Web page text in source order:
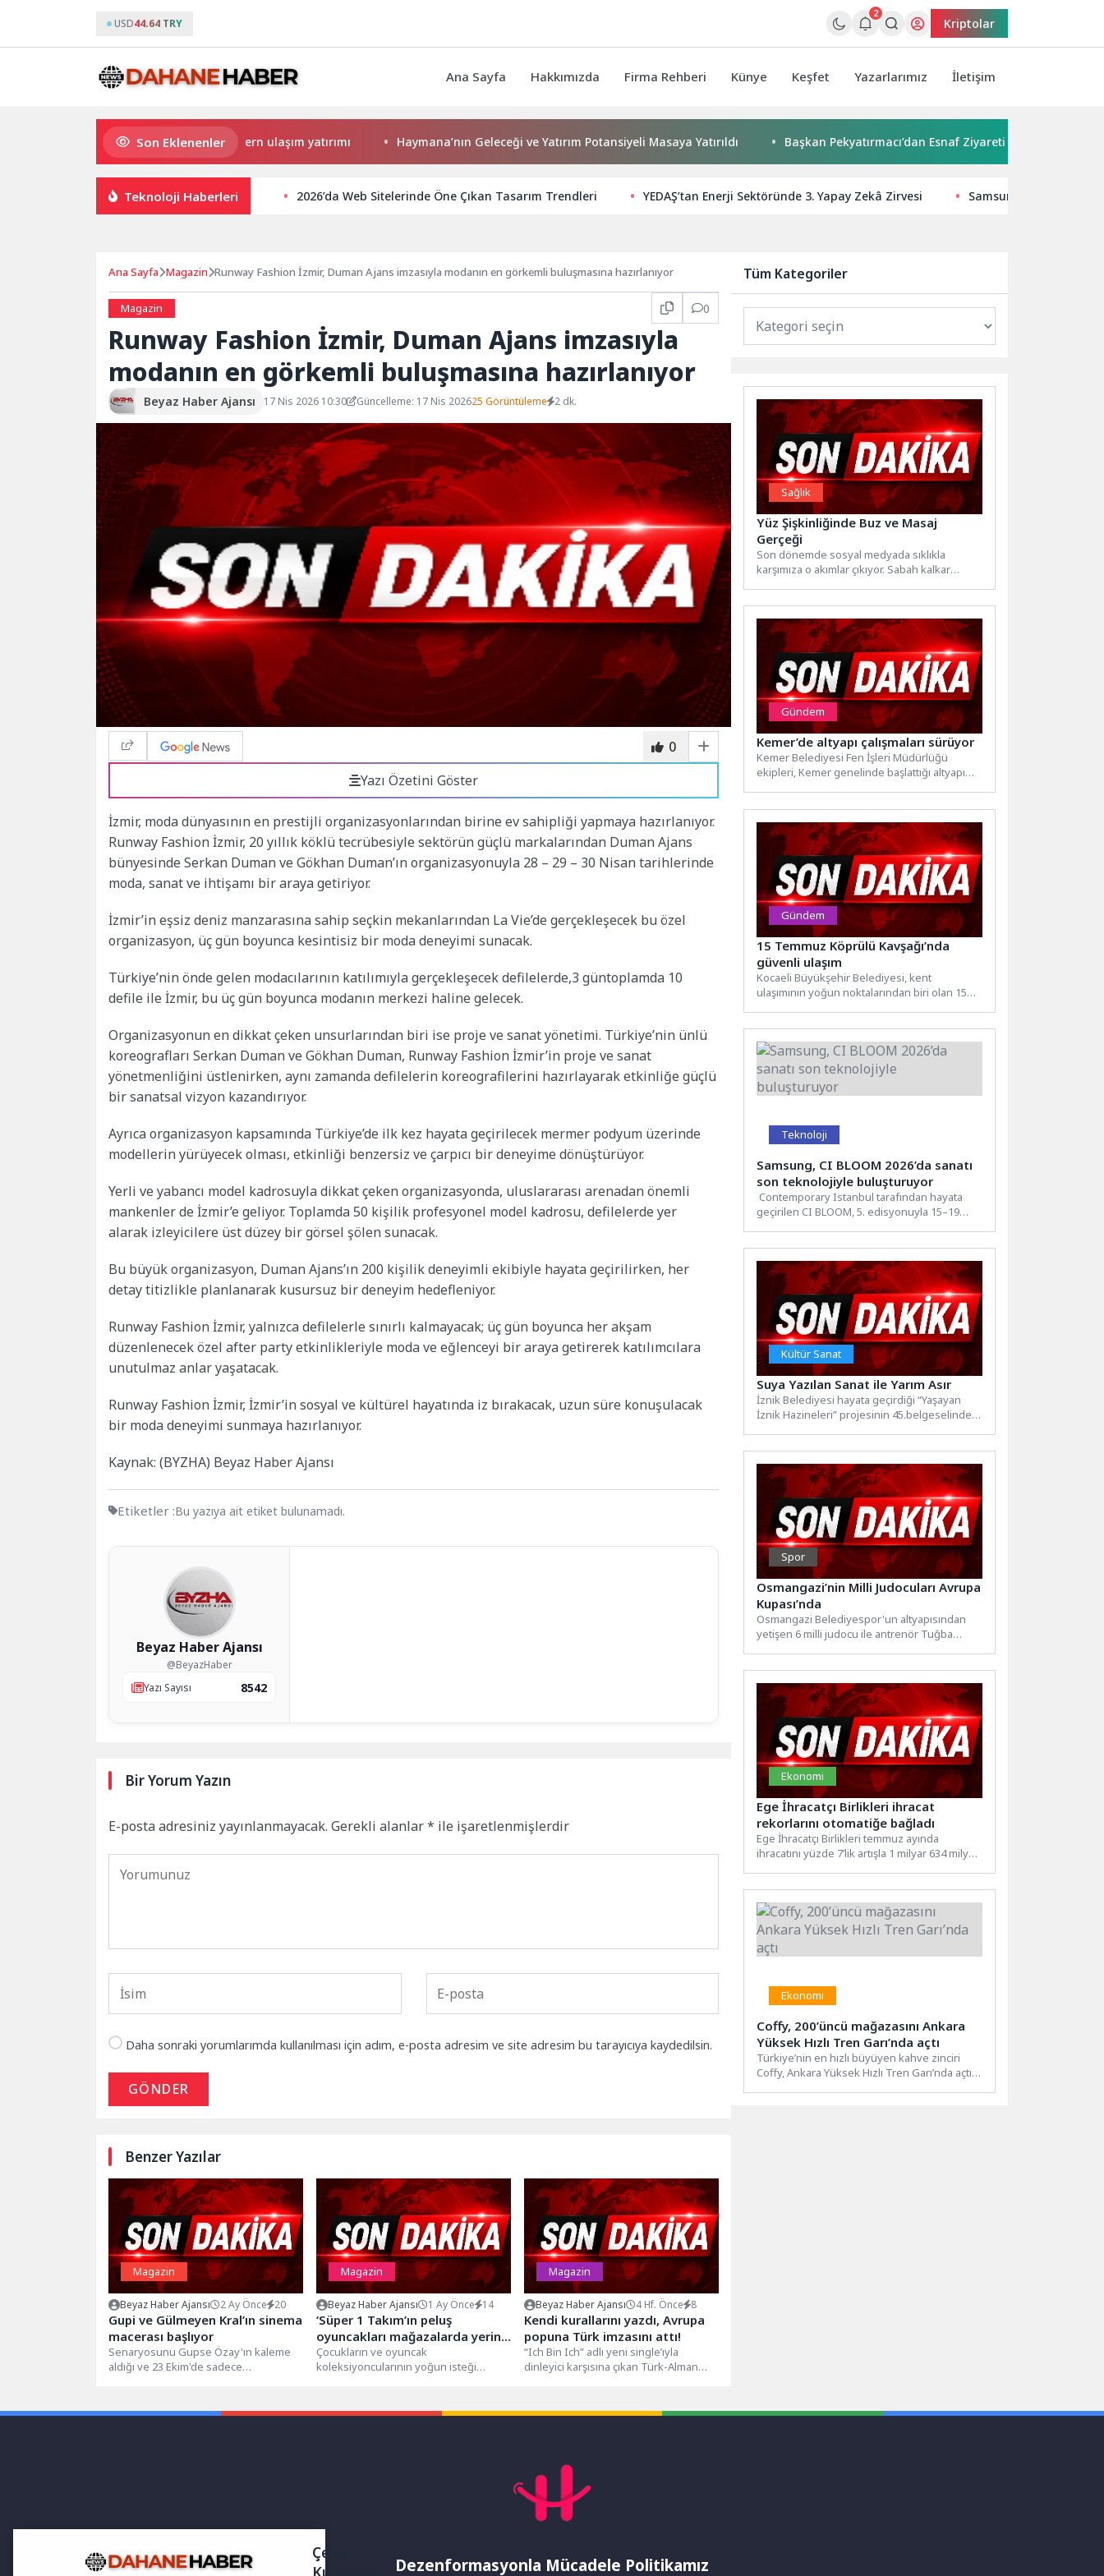
USD44.64 TRY
2
Kriptolar
Ana Sayfa Hakkımızda Firma Rehberi Künye Keşfet Yazarlarımız İletişim
Son Eklenenler
Büyükşehir’den Darıca’ya modern ulaşım yatırımı Haymana’nın Geleceği ve Yatırım Potansiyeli Masaya Yatırıldı Başkan Pekyatırmacı’dan Esnaf Ziyareti
Teknoloji Haberleri 2026’da Web Sitelerinde Öne Çıkan Tasarım Trendleri YEDAŞ’tan Enerji Sektöründe 3. Yapay Zekâ Zirvesi Samsung, Upcycle
Ana Sayfa Magazin Runway Fashion İzmir, Duman Ajans imzasıyla modanın en görkemli buluşmasına hazırlanıyor
Magazin 0
Runway Fashion İzmir, Duman Ajans imzasıyla
modanın en görkemli buluşmasına hazırlanıyor
Beyaz Haber Ajansı 17 Nis 2026 10:30 Güncelleme: 17 Nis 202625 Görüntüleme 2 dk.
0
Yazı Özetini Göster
İzmir, moda dünyasının en prestijli organizasyonlarından birine ev sahipliği yapmaya hazırlanıyor.
Runway Fashion İzmir, 20 yıllık köklü tecrübesiyle sektörün güçlü markalarından Duman Ajans
bünyesinde Serkan Duman ve Gökhan Duman’ın organizasyonuyla 28 – 29 – 30 Nisan tarihlerinde
moda, sanat ve ihtişamı bir araya getiriyor.
İzmir’in eşsiz deniz manzarasına sahip seçkin mekanlarından La Vie’de gerçekleşecek bu özel
organizasyon, üç gün boyunca kesintisiz bir moda deneyimi sunacak.
Türkiye’nin önde gelen modacılarının katılımıyla gerçekleşecek defilelerde,3 güntoplamda 10
defile ile İzmir, bu üç gün boyunca modanın merkezi haline gelecek.
Organizasyonun en dikkat çeken unsurlarından biri ise proje ve sanat yönetimi. Türkiye’nin ünlü
koreografları Serkan Duman ve Gökhan Duman, Runway Fashion İzmir’in proje ve sanat
yönetmenliğini üstlenirken, aynı zamanda defilelerin koreografilerini hazırlayarak etkinliğe güçlü
bir sanatsal vizyon kazandırıyor.
Ayrıca organizasyon kapsamında Türkiye’de ilk kez hayata geçirilecek mermer podyum üzerinde
modellerin yürüyecek olması, etkinliği benzersiz ve çarpıcı bir deneyime dönüştürüyor.
Yerli ve yabancı model kadrosuyla dikkat çeken organizasyonda, uluslararası arenadan önemli
mankenler de İzmir’e geliyor. Toplamda 50 kişilik profesyonel model kadrosu, defilelerde yer
alarak izleyicilere üst düzey bir görsel şölen sunacak.
Bu büyük organizasyon, Duman Ajans’ın 200 kişilik deneyimli ekibiyle hayata geçirilirken, her
detay titizlikle planlanarak kusursuz bir deneyim hedefleniyor.
Runway Fashion İzmir, yalnızca defilelerle sınırlı kalmayacak; üç gün boyunca her akşam
düzenlenecek özel after party etkinlikleriyle moda ve eğlenceyi bir araya getirerek katılımcılara
unutulmaz anlar yaşatacak.
Runway Fashion İzmir, İzmir’in sosyal ve kültürel hayatında iz bırakacak, uzun süre konuşulacak
bir moda deneyimi sunmaya hazırlanıyor.
Kaynak: (BYZHA) Beyaz Haber Ajansı
Etiketler :Bu yazıya ait etiket bulunamadı.
Beyaz Haber Ajansı
@BeyazHaber
Yazı Sayısı
8542
Bir Yorum Yazın
E-posta adresiniz yayınlanmayacak. Gerekli alanlar* ile işaretlenmişlerdir
Daha sonraki yorumlarımda kullanılması için adım, e-posta adresim ve site adresim bu tarayıcıya kaydedilsin.
GÖNDER
Benzer Yazılar
Magazin
Beyaz Haber Ajansı 2 Ay Önce 20
Gupi ve Gülmeyen Kral’ın sinema
macerası başlıyor
Senaryosunu Gupse Özay'ın kaleme
aldığı ve 23 Ekim'de sadece
Magazin
Beyaz Haber Ajansı 1 Ay Önce 14
‘Süper 1 Takım’ın peluş
oyuncakları mağazalarda yerini
aldı
Çocukların ve oyuncak
koleksiyoncularının yoğun isteği
Magazin
Beyaz Haber Ajansı 4 Hf. Önce 8
Kendi kurallarını yazdı, Avrupa
popuna Türk imzasını attı!
“Ich Bin Ich” adlı yeni single’ıyla
dinleyici karşısına çıkan Türk-Alman
Tüm Kategoriler
Sağlık
Yüz Şişkinliğinde Buz ve Masaj
Gerçeği
Son dönemde sosyal medyada sıklıkla
karşımıza o akımlar çıkıyor. Sabah kalkar
Gündem
Kemer’de altyapı çalışmaları sürüyor
Kemer Belediyesi Fen İşleri Müdürlüğü
ekipleri, Kemer genelinde başlattığı altyapı
Gündem
15 Temmuz Köprülü Kavşağı’nda
güvenli ulaşım
Kocaeli Büyükşehir Belediyesi, kent
ulaşımının yoğun noktalarından biri olan 15
Teknoloji
Samsung, CI BLOOM 2026’da sanatı
son teknolojiyle buluşturuyor
Contemporary Istanbul tarafından hayata
geçirilen CI BLOOM, 5. edisyonuyla 15–19
Kültür Sanat
Suya Yazılan Sanat ile Yarım Asır
İznik Belediyesi hayata geçirdiği “Yaşayan
İznik Hazineleri” projesinin 45.belgeselinde
Spor
Osmangazi’nin Milli Judocuları Avrupa
Kupası’nda
Osmangazi Belediyespor'un altyapısından
yetişen 6 milli judocu ile antrenör Tuğba
Ekonomi
Ege İhracatçı Birlikleri ihracat
rekorlarını otomatiğe bağladı
Ege İhracatçı Birlikleri temmuz ayında
ihracatını yüzde 7’lik artışla 1 milyar 634 milyon
Ekonomi
Coffy, 200’üncü mağazasını Ankara
Yüksek Hızlı Tren Garı’nda açtı
Türkiye’nin en hızlı büyüyen kahve zinciri
Coffy, Ankara Yüksek Hızlı Tren Garı’nda açtığı
Dezenformasyonla Mücadele Politikamız
Çerez